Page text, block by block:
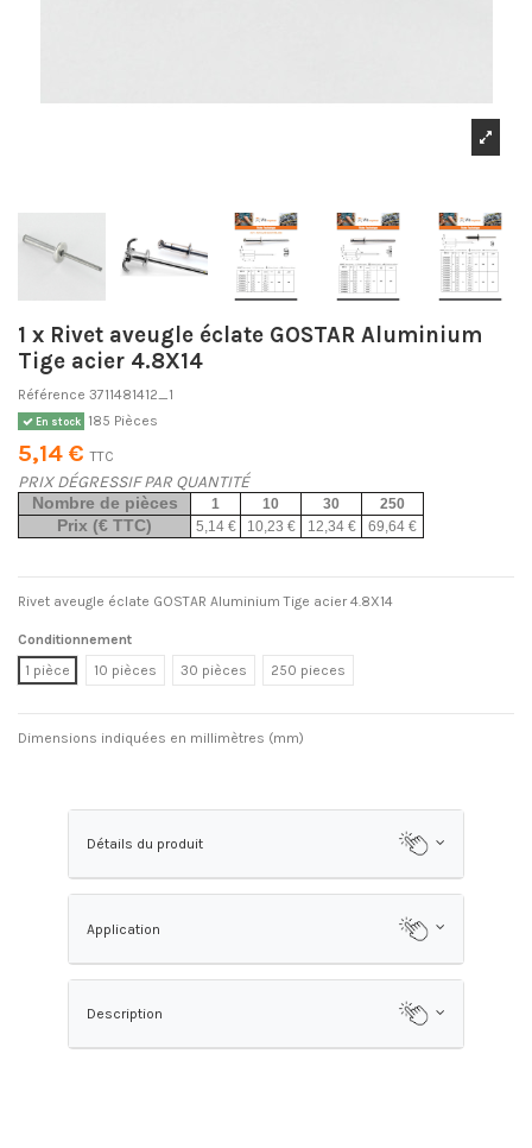
1 x Rivet aveugle éclate GOSTAR Aluminium
Tige acier 4.8X14
Référence 3711481412_1
En stock 185 Pièces
5,14 €TTC
PRIX DÉGRESSIF PAR QUANTITÉ
Nombre de pièces 1 10 30 250
Prix (€ TTC) 5,14 € 10,23 € 12,34 € 69,64 €
Rivet aveugle éclate GOSTAR Aluminium Tige acier 4.8X14
Conditionnement
1 pièce
10 pièces 30 pièces 250 pieces
Dimensions indiquées en millimètres (mm)
Détails du produit
Application
Description